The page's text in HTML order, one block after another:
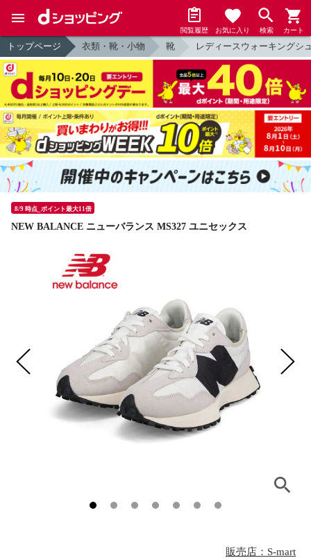
閲覧履歴 お気に入り 検索 カート
トップページ 衣類・靴・小物 靴 レディースウォーキングシ
8/9 時点_ポイント最大11倍
NEW BALANCE ニューバランス MS327 ユニセックス
販売店：S-mart